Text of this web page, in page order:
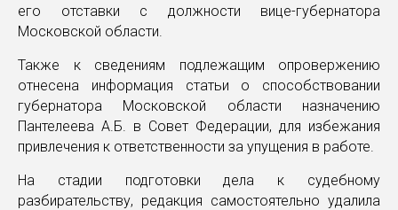
его отставки с должности вице-губернатора
Московской области.
Также к сведениям подлежащим опровержению
отнесена информация статьи о способствовании
губернатора Московской области назначению
Пантелеева А.Б. в Совет Федерации, для избежания
привлечения к ответственности за упущения в работе.
На стадии подготовки дела к судебному
разбирательству, редакция самостоятельно удалила